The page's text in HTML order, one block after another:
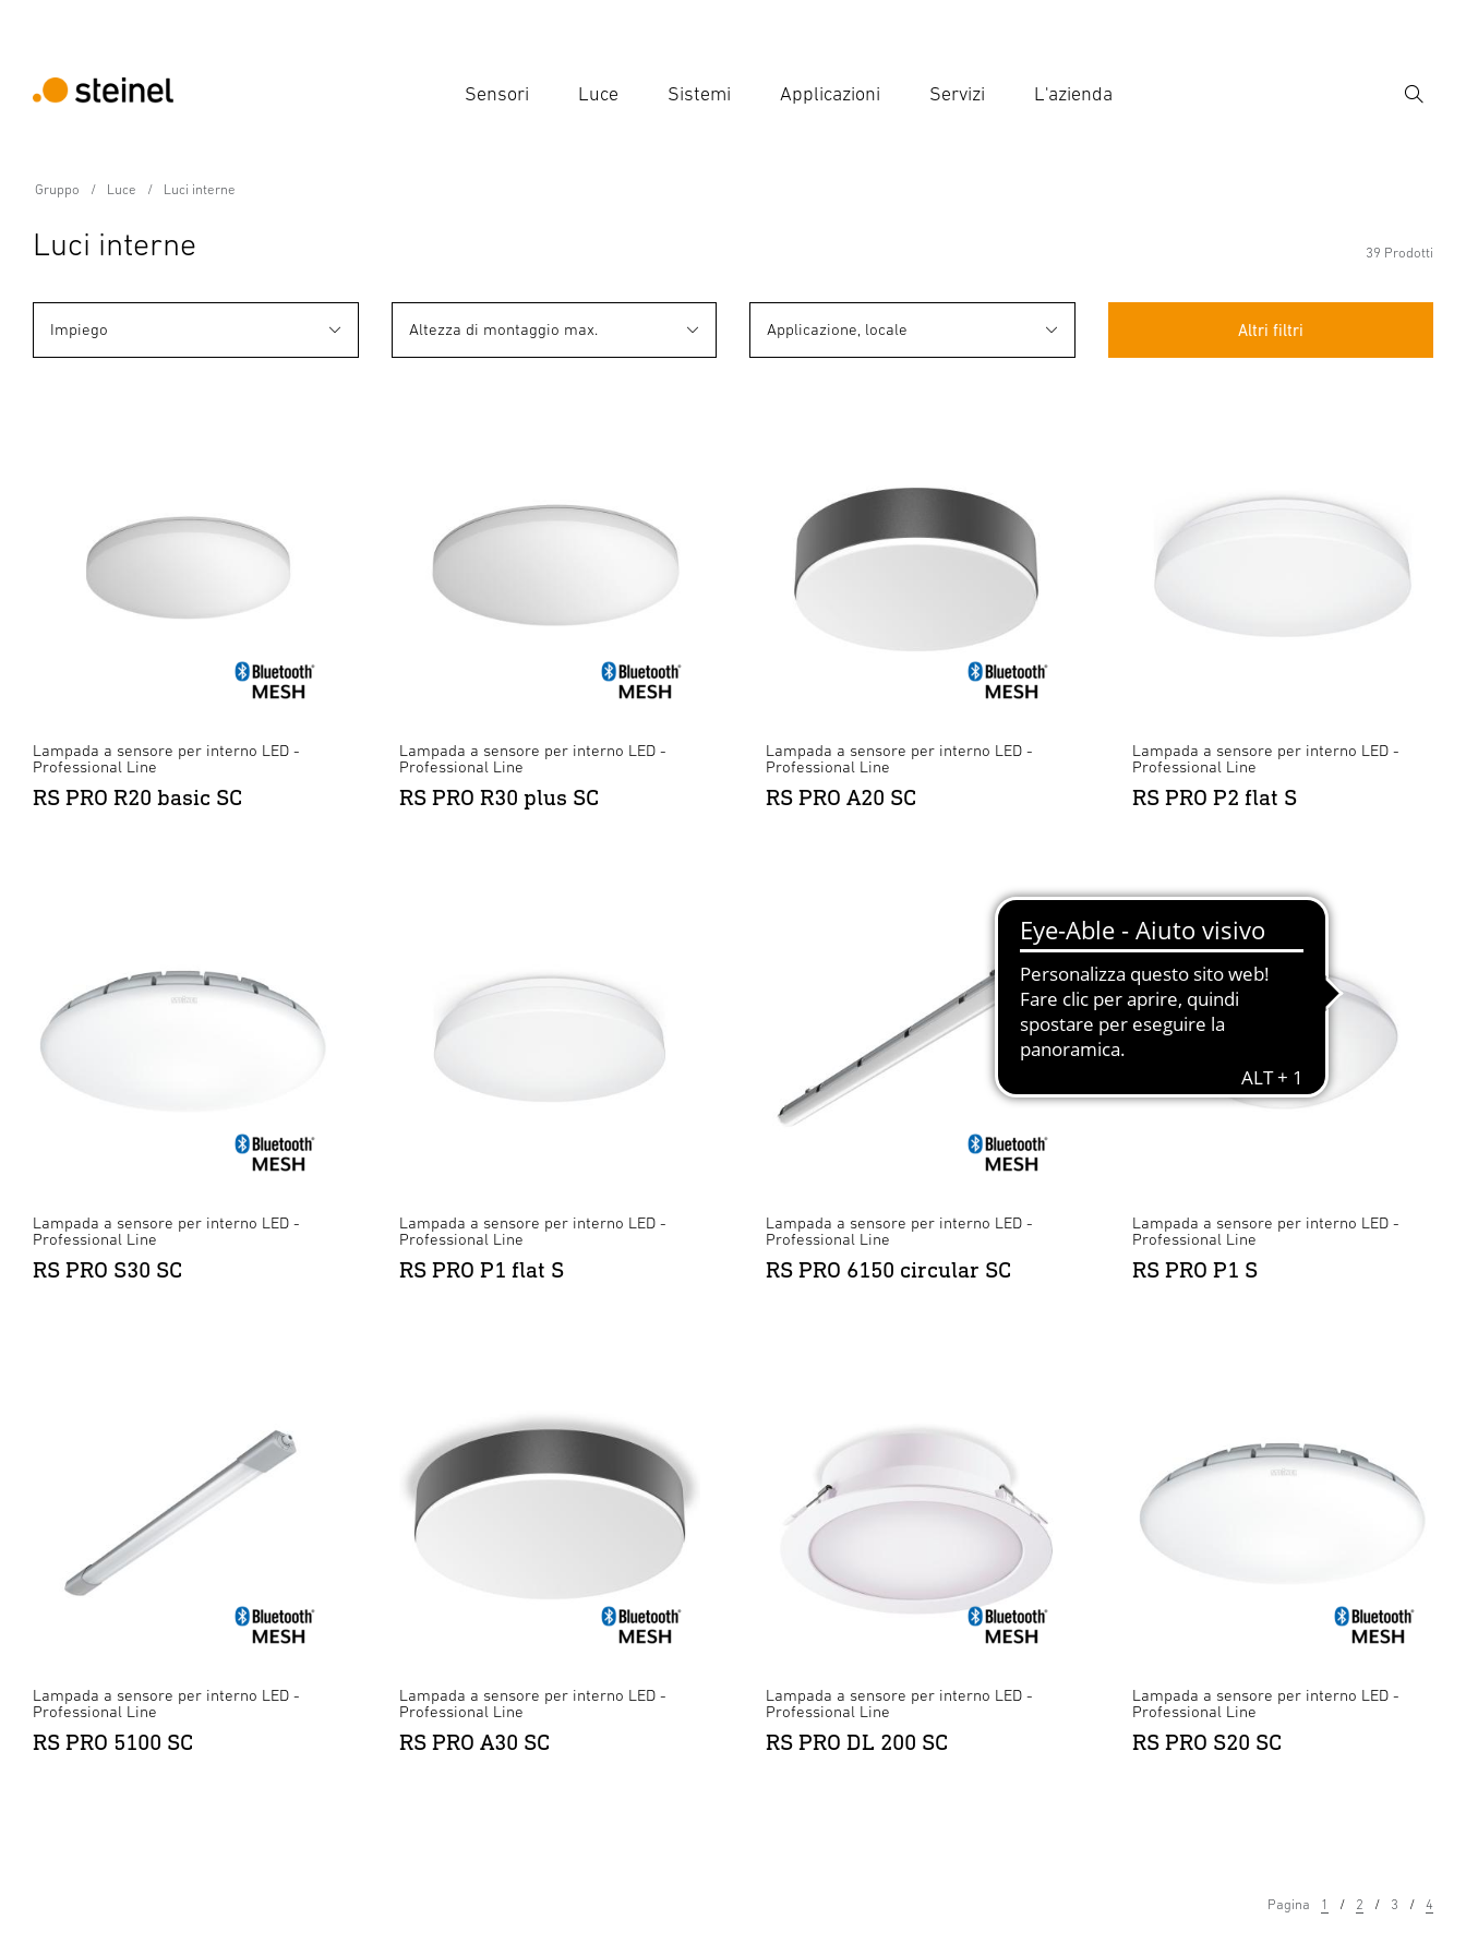
Sensori Luce Sistemi Applicazioni Servizi L'azienda
Ricerca
Gruppo Luce Luci interne
Luci interne 39 Prodotti
Altri filtri
Impiego Altezza di montaggio max. Applicazione, locale
Lampada a sensore per interno LED -
Professional Line
RS PRO R20 basic SC
Lampada a sensore per interno LED -
Professional Line
RS PRO R30 plus SC
Lampada a sensore per interno LED -
Professional Line
RS PRO A20 SC
Lampada a sensore per interno LED -
Professional Line
RS PRO P2 flat S
Lampada a sensore per interno LED -
Professional Line
RS PRO S30 SC
Lampada a sensore per interno LED -
Professional Line
RS PRO P1 flat S
Lampada a sensore per interno LED -
Professional Line
RS PRO 6150 circular SC
Lampada a sensore per interno LED -
Professional Line
RS PRO P1 S
Lampada a sensore per interno LED -
Professional Line
RS PRO 5100 SC
Lampada a sensore per interno LED -
Professional Line
RS PRO A30 SC
Lampada a sensore per interno LED -
Professional Line
RS PRO DL 200 SC
Lampada a sensore per interno LED -
Professional Line
RS PRO S20 SC
Pagina 1 2 3 4